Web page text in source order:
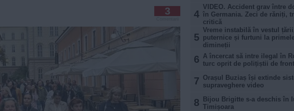
3 4
VIDEO. Accident grav între
în Germania. Zeci de răniți,
critică
5
Vreme instabilă în vestul
puternice și furtuni la
dimineții
6 A încercat să intre ilegal în
turc oprit de polițiștii de
7 Orașul Buziaș își extinde
supraveghere video
8
Bijou Brigitte s-a deschis în
Timișoara